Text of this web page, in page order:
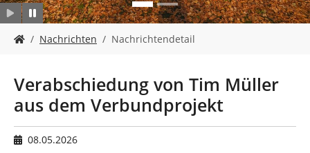
i
i
n
h
i
Nachrichten Nachrichtendetail
Verabschiedung von Tim Müller
aus dem Verbundprojekt
08.05.2026